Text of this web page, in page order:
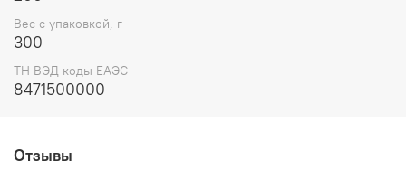
Вес с упаковкой, г
300
ТН ВЭД коды ЕАЭС
8471500000
Отзывы